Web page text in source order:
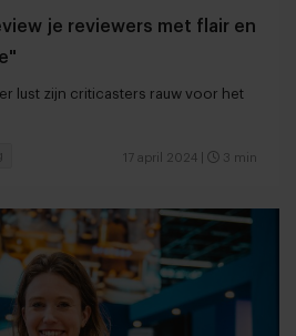
je reviewers met flair en
lust zijn criticasters rauw voor het
17 april 2024 3 min